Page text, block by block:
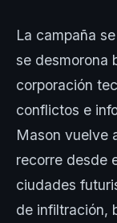
La campaña
se desmorona
corporación
conflictos e
Mason vuelve
recorre desde
ciudades
de infiltración,